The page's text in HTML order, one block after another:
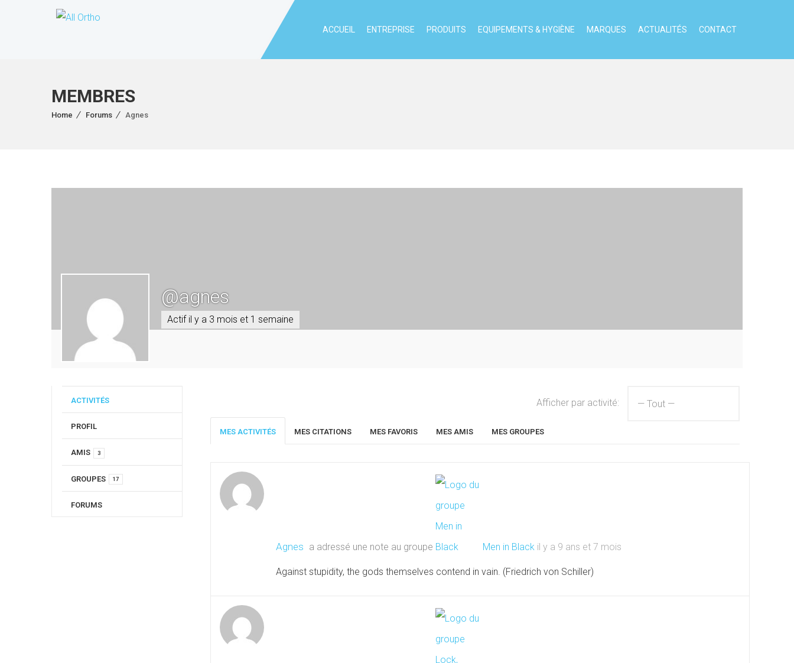
ACCUEIL ENTREPRISE PRODUITS EQUIPEMENTS & HYGIÈNE MARQUES ACTUALITÉS CONTACT
MEMBRES
Home Forums Agnes
@agnes
Actif il y a 3 mois et 1 semaine
ACTIVITÉS
PROFIL
AMIS 3
GROUPES 17
FORUMS
MES ACTIVITÉS MES CITATIONS MES FAVORIS MES AMIS MES GROUPES
Afficher par activité:
Agnes a adressé une note au groupe Men in Black il y a 9 ans et 7 mois
Against stupidity, the gods themselves contend in vain. (Friedrich von Schiller)